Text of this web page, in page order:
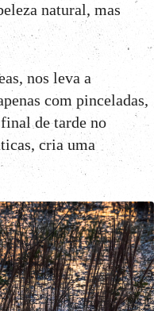
natural, mas
nos leva a
com pinceladas,
de tarde no
cria uma